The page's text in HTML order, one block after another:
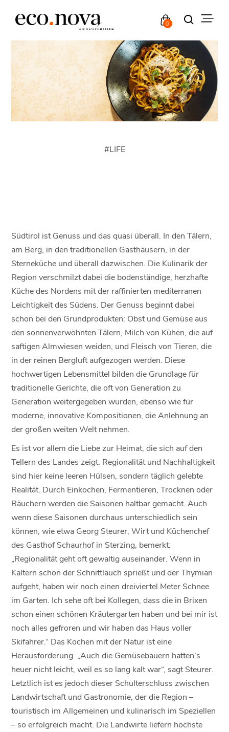
0
#LIFE
Südtirol ist Genuss und das quasi überall. In den Tälern,
am Berg, in den traditionellen Gasthäusern, in der
Sterneküche und überall dazwischen. Die Kulinarik der
Region verschmilzt dabei die bodenständige, herzhafte
Küche des Nordens mit der raffinierten mediterranen
Leichtigkeit des Südens. Der Genuss beginnt dabei
schon bei den Grundprodukten: Obst und Gemüse aus
den sonnenverwöhnten Tälern, Milch von Kühen, die auf
saftigen Almwiesen weiden, und Fleisch von Tieren, die
in der reinen Bergluft aufgezogen werden. Diese
hochwertigen Lebensmittel bilden die Grundlage für
traditionelle Gerichte, die oft von Generation zu
Generation weitergegeben wurden, ebenso wie für
moderne, innovative Kompositionen, die Anlehnung an
der großen weiten Welt nehmen.
Es ist vor allem die Liebe zur Heimat, die sich auf den
Tellern des Landes zeigt. Regionalität und Nachhaltigkeit
sind hier keine leeren Hülsen, sondern täglich gelebte
Realität. Durch Einkochen, Fermentieren, Trocknen oder
Räuchern werden die Saisonen haltbar gemacht. Auch
wenn diese Saisonen durchaus unterschiedlich sein
können, wie etwa Georg Steurer, Wirt und Küchenchef
des Gasthof Schaurhof in Sterzing, bemerkt:
„Regionalität geht oft gewaltig auseinander. Wenn in
Kaltern schon der Schnittlauch sprießt und der Thymian
aufgeht, haben wir noch einen dreiviertel Meter Schnee
im Garten. Ich sehe oft bei Kollegen, dass die in Brixen
schon einen schönen Kräutergarten haben und bei mir ist
noch alles gefroren und wir haben das Haus voller
Skifahrer.“ Das Kochen mit der Natur ist eine
Herausforderung. „Auch die Gemüsebauern hatten’s
heuer nicht leicht, weil es so lang kalt war“, sagt Steurer.
Letztlich ist es jedoch dieser Schulterschluss zwischen
Landwirtschaft und Gastronomie, der die Region –
touristisch im Allgemeinen und kulinarisch im Speziellen
– so erfolgreich macht. Die Landwirte liefern höchste